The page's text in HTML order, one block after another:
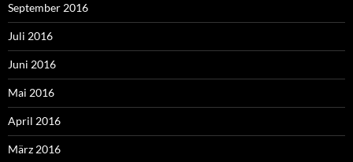
September 2016
Juli 2016
Juni 2016
Mai 2016
April 2016
März 2016